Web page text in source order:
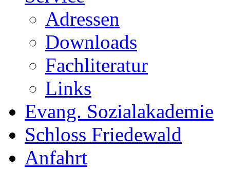
Adressen
Downloads
Fachliteratur
Links
Evang. Sozialakademie
Schloss Friedewald
Anfahrt